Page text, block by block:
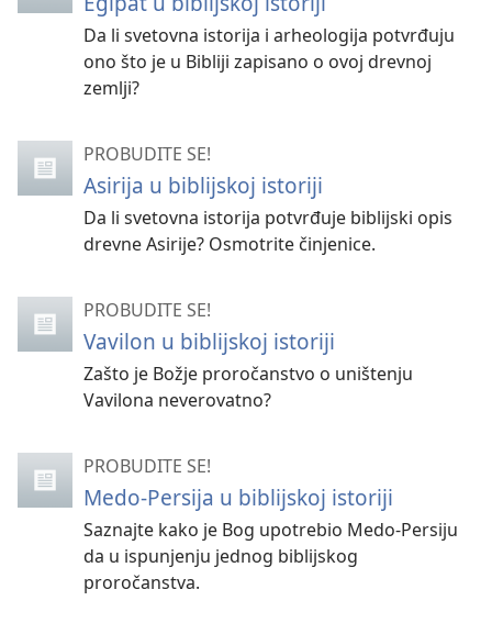
Da li svetovna istorija i arheologija potvrđuju
ono što je u Bibliji zapisano o ovoj drevnoj
zemlji?
PROBUDITE SE!
Asirija u biblijskoj istoriji
Da li svetovna istorija potvrđuje biblijski opis
drevne Asirije? Osmotrite činjenice.
PROBUDITE SE!
Vavilon u biblijskoj istoriji
Zašto je Božje proročanstvo o uništenju
Vavilona neverovatno?
PROBUDITE SE!
Medo-Persija u biblijskoj istoriji
Saznajte kako je Bog upotrebio Medo-Persiju
da u ispunjenju jednog biblijskog
proročanstva.